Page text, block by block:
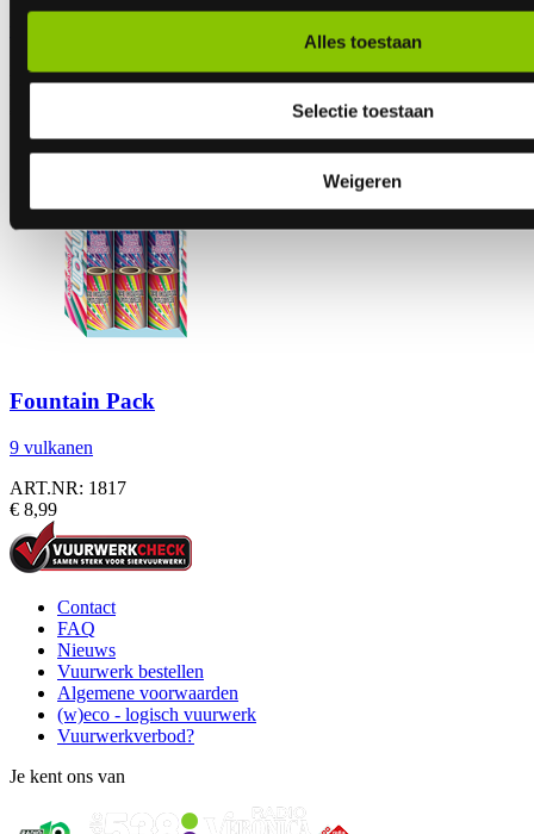
Alles toestaan
Selectie toestaan
Weigeren
ART.NR: 2209
Vanaf
Fountain Pack
9 vulkanen
ART.NR: 1817
€ 8,99
Contact
FAQ
Nieuws
Vuurwerk bestellen
Algemene voorwaarden
(w)eco - logisch vuurwerk
Vuurwerkverbod?
Je kent ons van